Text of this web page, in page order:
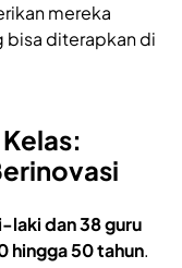
mereka
bisa diterapkan di
laki dan 38 guru
hingga 50 tahun.